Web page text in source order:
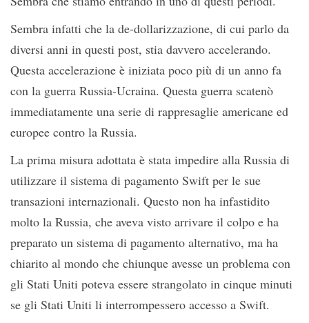
Sembra infatti che la de-dollarizzazione, di cui parlo da
diversi anni in questi post, stia davvero accelerando.
Questa accelerazione è iniziata poco più di un anno fa
con la guerra Russia-Ucraina. Questa guerra scatenò
immediatamente una serie di rappresaglie americane ed
europee contro la Russia.
La prima misura adottata è stata impedire alla Russia di
utilizzare il sistema di pagamento Swift per le sue
transazioni internazionali. Questo non ha infastidito
molto la Russia, che aveva visto arrivare il colpo e ha
preparato un sistema di pagamento alternativo, ma ha
chiarito al mondo che chiunque avesse un problema con
gli Stati Uniti poteva essere strangolato in cinque minuti
se gli Stati Uniti li interrompessero accesso a Swift.